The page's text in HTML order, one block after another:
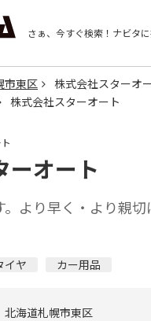
さぁ、今すぐ検索！ ナビタ
市東区
株式会社スターオ
株式会社スターオート
ーオート
。より早く・より親
イヤ カー用品
北海道札幌市東区